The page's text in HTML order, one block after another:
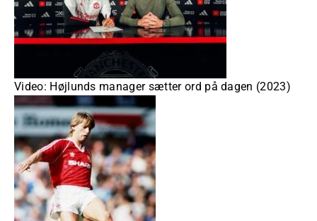
Video: Højlunds manager sætter ord på dagen (2023)